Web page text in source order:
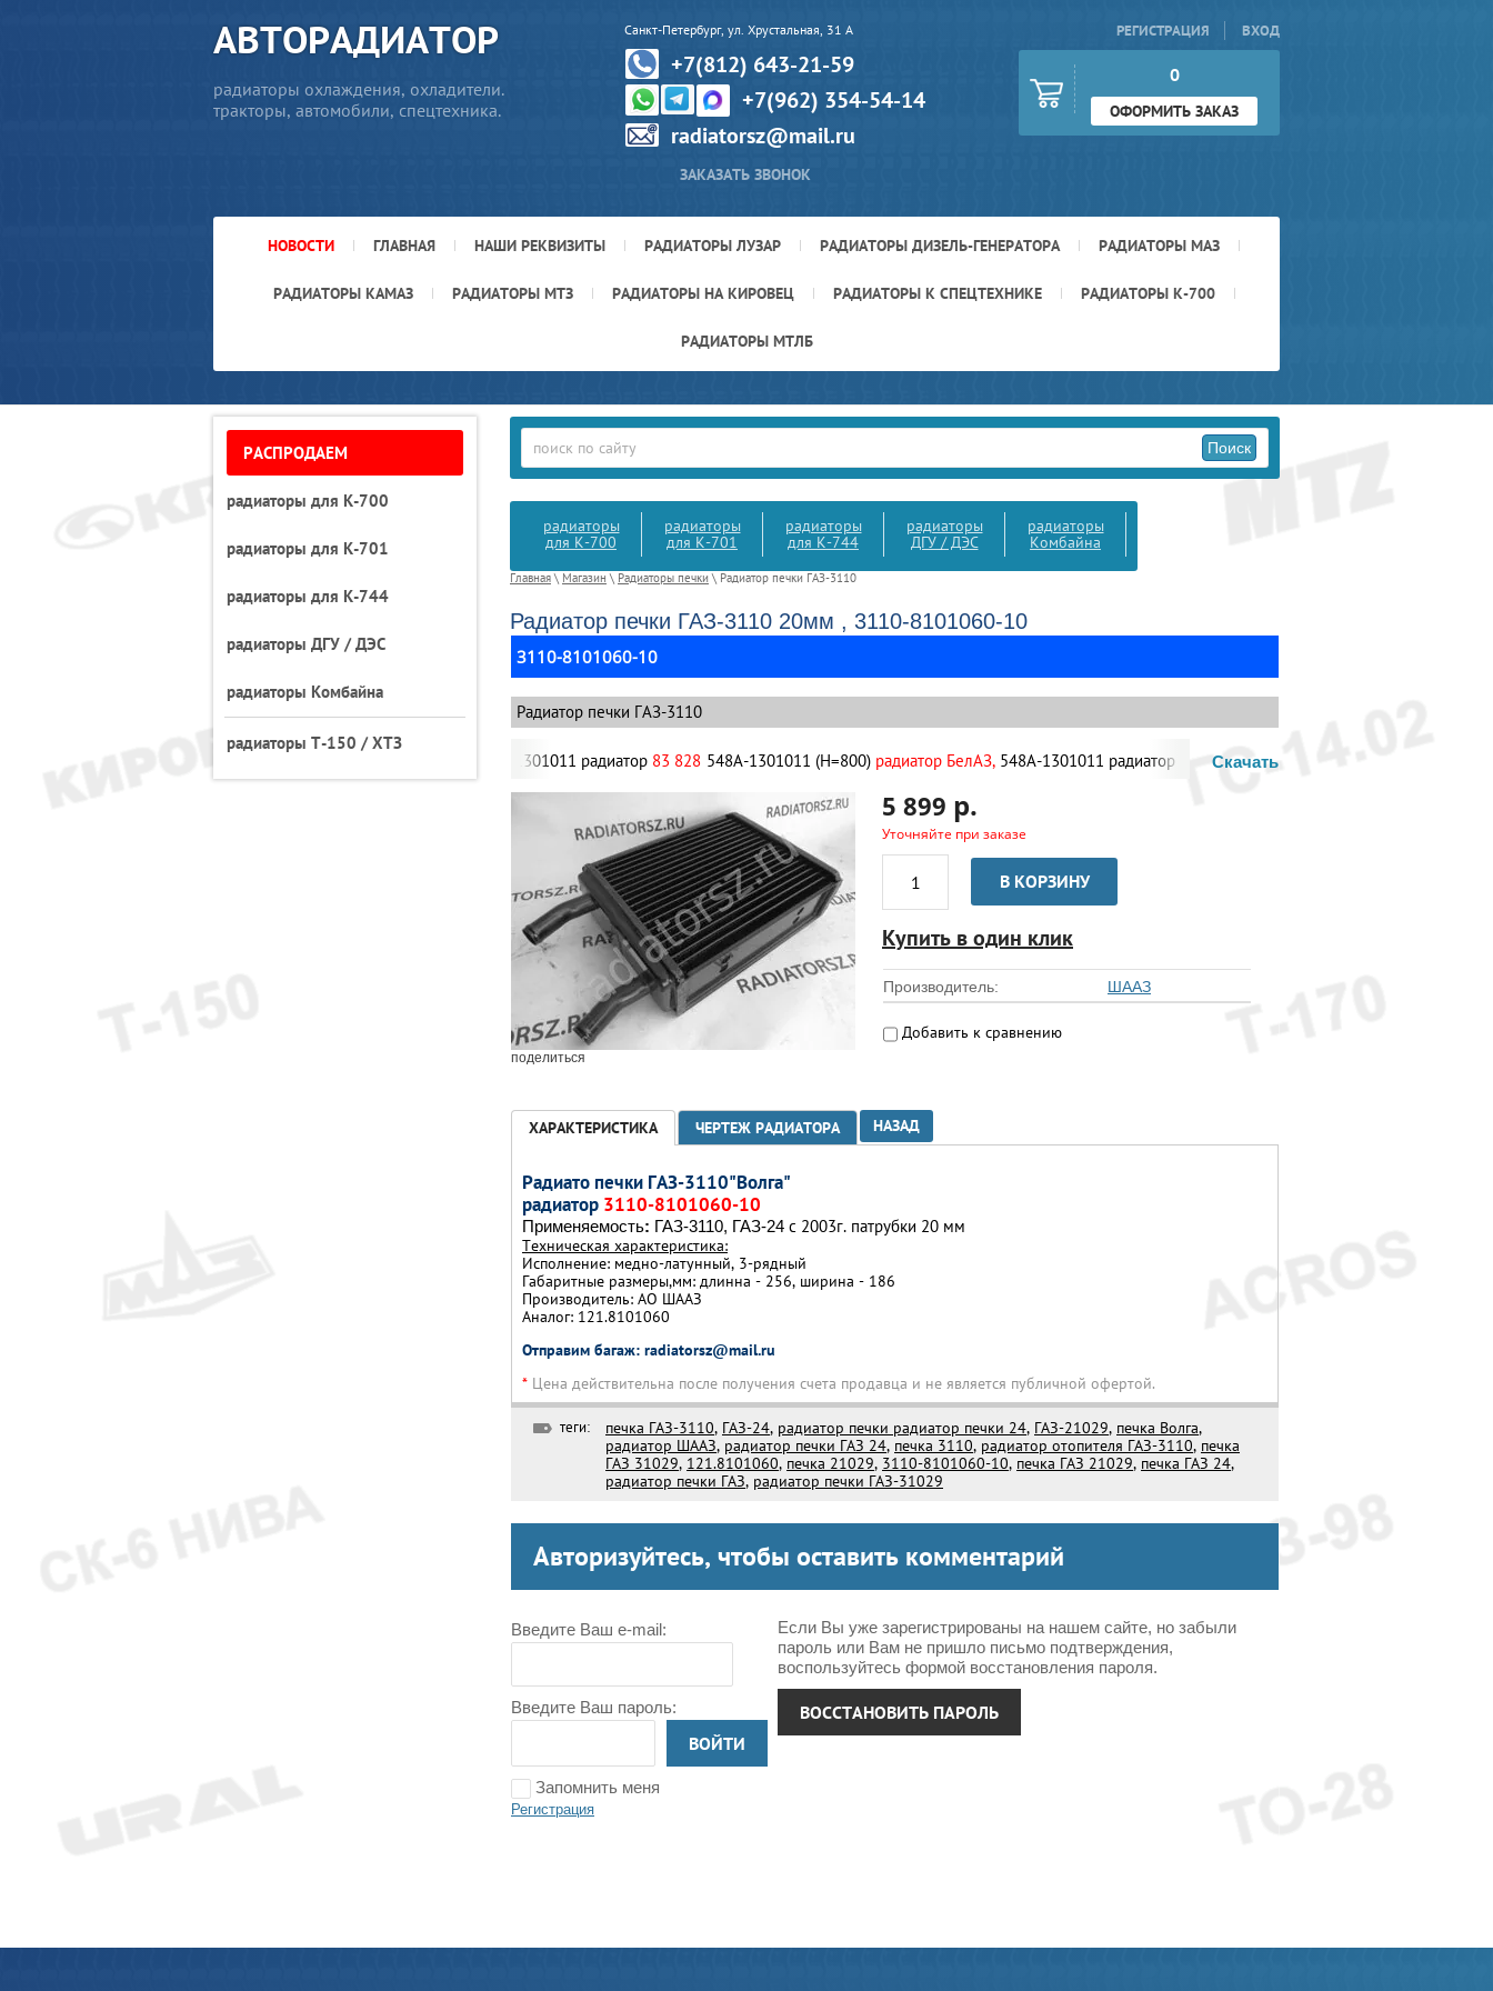
АВТОРАДИАТОР
радиаторы охлаждения, охладители.
тракторы, автомобили, спецтехника.
Санкт-Петербург, ул. Хрустальная, 31 А
+7(812) 643-21-59
+7(962) 354-54-14
radiatorsz@mail.ru
ЗАКАЗАТЬ ЗВОНОК
РЕГИСТРАЦИЯ ВХОД
0
ОФОРМИТЬ ЗАКАЗ
НОВОСТИ ГЛАВНАЯ НАШИ РЕКВИЗИТЫ РАДИАТОРЫ ЛУЗАР РАДИАТОРЫ ДИЗЕЛЬ-ГЕНЕРАТОРА РАДИАТОРЫ МАЗ
РАДИАТОРЫ КАМАЗ РАДИАТОРЫ МТЗ РАДИАТОРЫ НА КИРОВЕЦ РАДИАТОРЫ К СПЕЦТЕХНИКЕ РАДИАТОРЫ К-700
РАДИАТОРЫ МТЛБ
РАСПРОДАЕМ
радиаторы для К-700
радиаторы для К-701
радиаторы для К-744
радиаторы ДГУ / ДЭС
радиаторы Комбайна
радиаторы Т-150 / ХТЗ
радиаторы
для К-700
радиаторы
для К-701
радиаторы
для К-744
радиаторы
ДГУ / ДЭС
радиаторы
Комбайна
Главная\ Магазин \ Радиаторы печки \ Радиатор печки ГАЗ-3110
Радиатор печки ГАЗ-3110 20мм , 3110-8101060-10
3110-8101060-10
Радиатор печки ГАЗ-3110
548А-1301011 радиатор83 828 548А-1301011 (Н=800)радиатор БелАЗ,548А-1301011 радиатор83 828 Скачать
поделиться
5 899 р.
Уточняйте при заказе
В КОРЗИНУ
Купить в один клик
Производитель: ШААЗ
Добавить к сравнению
ХАРАКТЕРИСТИКА ЧЕРТЕЖ РАДИАТОРА НАЗАД
Радиато печки ГАЗ-3110"Волга"
радиатор 3110-8101060-10
Применяемость: ГАЗ-3110, ГАЗ-24 с 2003г. патрубки 20 мм
Техническая характеристика:
Исполнение: медно-латунный, 3-рядный
Габаритные размеры,мм: длинна - 256, ширина - 186
Производитель: АО ШААЗ
Аналог: 121.8101060
Отправим багаж: radiatorsz@mail.ru
* Цена действительна после получения счета продавца и не является публичной офертой.
теги: печка ГАЗ-3110, ГАЗ-24, радиатор печки радиатор печки 24, ГАЗ-21029, печка Волга,
радиатор ШААЗ, радиатор печки ГАЗ 24, печка 3110, радиатор отопителя ГАЗ-3110, печка
ГАЗ 31029, 121.8101060, печка 21029, 3110-8101060-10, печка ГАЗ 21029, печка ГАЗ 24,
радиатор печки ГАЗ, радиатор печки ГАЗ-31029
Авторизуйтесь, чтобы оставить комментарий
Введите Ваш e-mail:
Введите Ваш пароль:
ВОЙТИ
Запомнить меня
Регистрация
Если Вы уже зарегистрированы на нашем сайте, но забыли
пароль или Вам не пришло письмо подтверждения,
воспользуйтесь формой восстановления пароля.
ВОССТАНОВИТЬ ПАРОЛЬ